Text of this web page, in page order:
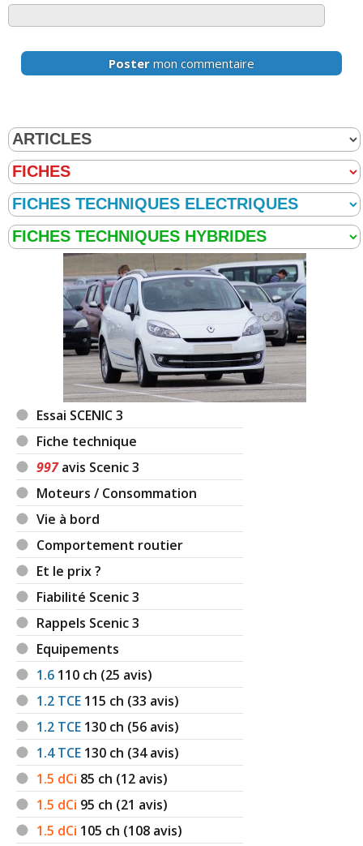
Poster mon commentaire
Essai SCENIC 3
Fiche technique
997avis Scenic 3
Moteurs / Consommation
Vie à bord
Comportement routier
Et le prix ?
Fiabilité Scenic 3
Rappels Scenic 3
Equipements
1.6 110 ch (25 avis)
1.2 TCE 115 ch (33 avis)
1.2 TCE 130 ch (56 avis)
1.4 TCE 130 ch (34 avis)
1.5 dCi 85 ch (12 avis)
1.5 dCi 95 ch (21 avis)
1.5 dCi 105 ch (108 avis)